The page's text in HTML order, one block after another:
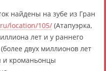
найдены на зубе из Гран
location/105/ (Атапуэрка,
лет и у раннего
двух миллионов лет
и кроманьонцы